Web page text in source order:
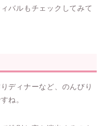
バルもチェックしてみて
ディナーなど、のんびり
ね。